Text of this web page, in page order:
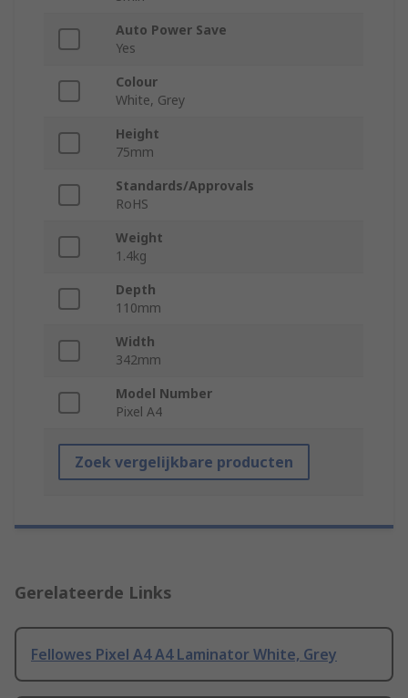
Auto Power Save
Yes
Colour
White, Grey
Height
75mm
Standards/Approvals
RoHS
Weight
1.4kg
Depth
110mm
Width
342mm
Model Number
Pixel A4
Zoek vergelijkbare producten
Gerelateerde Links
Fellowes Pixel A4 A4 Laminator White, Grey